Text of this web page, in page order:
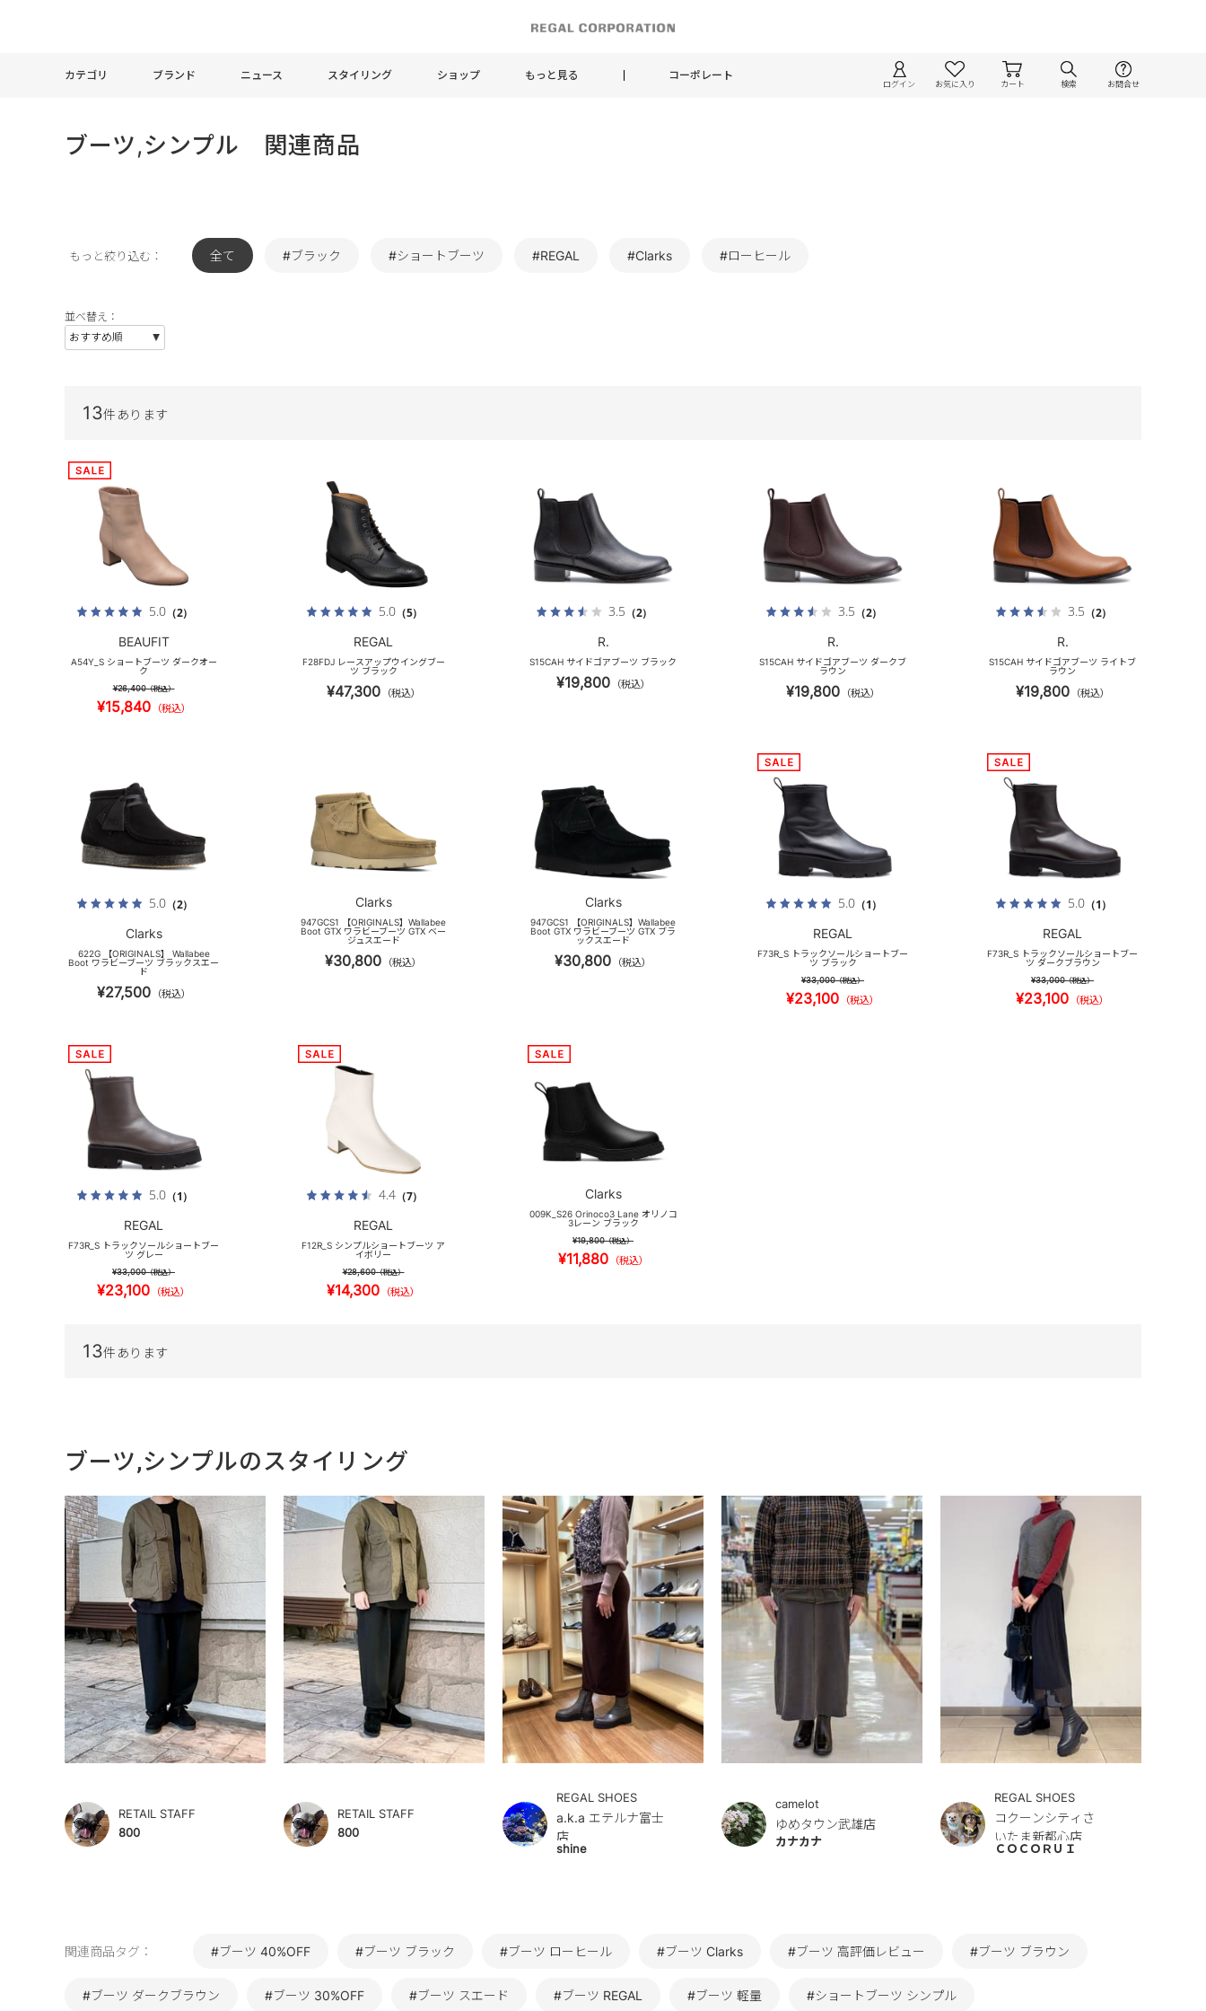
カテゴリ ブランド ニュース スタイリング ショップ もっと見る コーポレート
ログイン お気に入り カート 検索 お問合せ
ブーツ,シンプル 関連商品
もっと絞り込む： 全て #ブラック #ショートブーツ #REGAL #Clarks #ローヒール
並べ替え：
13件あります
5.0（2）
BEAUFIT
A54Y_S ショートブーツ ダークオー
ク
¥26,400（税込）
¥15,840 （税込）
5.0（5）
REGAL
F28FDJ レースアップウイングブー
ツ ブラック
¥47,300 （税込）
3.5 （2）
R.
S15CAH サイドゴアブーツ ブラック
¥19,800 （税込）
3.5 （2）
R.
S15CAH サイドゴアブーツ ダークブ
ラウン
¥19,800 （税込）
3.5 （2）
R.
S15CAH サイドゴアブーツ ライトブ
ラウン
¥19,800 （税込）
5.0（2）
Clarks
622G 【ORIGINALS】 Wallabee
Boot ワラビーブーツ ブラックスエー
ド
¥27,500 （税込）
Clarks
947GCS1 【ORIGINALS】Wallabee
Boot GTX ワラビーブーツ GTX ベー
ジュスエード
¥30,800 （税込）
Clarks
947GCS1 【ORIGINALS】Wallabee
Boot GTX ワラビーブーツ GTX ブラ
ックスエード
¥30,800 （税込）
5.0（1）
REGAL
F73R_S トラックソールショートブー
ツ ブラック
¥33,000（税込）
¥23,100 （税込）
5.0（1）
REGAL
F73R_S トラックソールショートブー
ツ ダークブラウン
¥33,000（税込）
¥23,100 （税込）
5.0（1）
REGAL
F73R_S トラックソールショートブー
ツ グレー
¥33,000（税込）
¥23,100 （税込）
4.4（7）
REGAL
F12R_S シンプルショートブーツ ア
イボリー
¥28,600（税込）
¥14,300 （税込）
Clarks
009K_S26 Orinoco3 Lane オリノコ
3レーン ブラック
¥19,800（税込）
¥11,880 （税込）
13件あります
ブーツ,シンプルのスタイリング
RETAIL STAFF
800
RETAIL STAFF
800
REGAL SHOES
a.k.a エテルナ富士
店
shine
camelot
ゆめタウン武雄店
カナカナ
REGAL SHOES
コクーンシティさ
いたま新都心店
ＣＯＣＯＲＵＩ
関連商品タグ： #ブーツ 40%OFF #ブーツ ブラック #ブーツ ローヒール #ブーツ Clarks #ブーツ 高評価レビュー #ブーツ ブラウン
#ブーツ ダークブラウン #ブーツ 30%OFF #ブーツ スエード #ブーツ REGAL #ブーツ 軽量 #ショートブーツ シンプル